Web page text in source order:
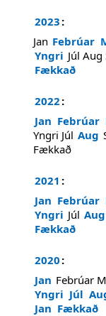
2023 :
Jan Febrúar
Yngri Júl Aug
Fækkað
2022 :
Jan Febrúar
Yngri Júl Aug
Fækkað
2021 :
Jan Febrúar
Yngri Júl Aug
Fækkað
2020 :
Jan Febrúar
Yngri Júl
Jan Fækkað